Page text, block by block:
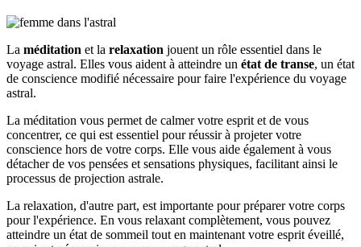
La méditation et la relaxation jouent un rôle essentiel dans le
voyage astral. Elles vous aident à atteindre un état de transe, un état
de conscience modifié nécessaire pour faire l'expérience du voyage
astral.
La méditation vous permet de calmer votre esprit et de vous
concentrer, ce qui est essentiel pour réussir à projeter votre
conscience hors de votre corps. Elle vous aide également à vous
détacher de vos pensées et sensations physiques, facilitant ainsi le
processus de projection astrale.
La relaxation, d'autre part, est importante pour préparer votre corps
pour l'expérience. En vous relaxant complètement, vous pouvez
atteindre un état de sommeil tout en maintenant votre esprit éveillé,